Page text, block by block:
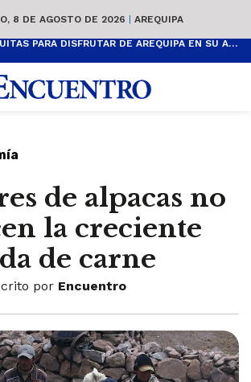
8 DE AGOSTO DE 2026 | AREQUIPA
ACTIVIDADES GRATUITAS PARA DISFRUTAR DE AREQUIPA EN SU ANIVERSARIO
de alpacas no
la creciente
de carne
por Encuentro